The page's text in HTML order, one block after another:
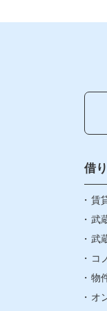
借
賃
武
武
コ
物
オ